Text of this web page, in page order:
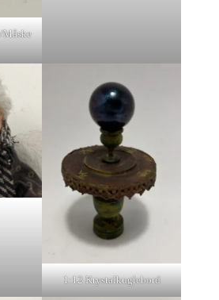
Måske
1:12 Krystalkuglebord